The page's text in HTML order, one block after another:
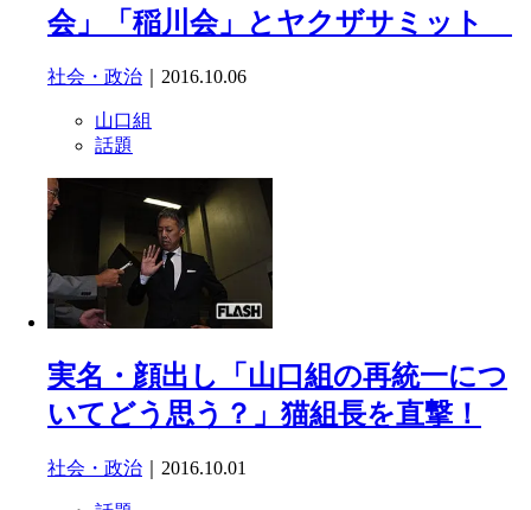
会」「稲川会」とヤクザサミット
社会・政治 ｜2016.10.06
山口組
話題
実名・顔出し「山口組の再統一につ
いてどう思う？」猫組長を直撃！
社会・政治 ｜2016.10.01